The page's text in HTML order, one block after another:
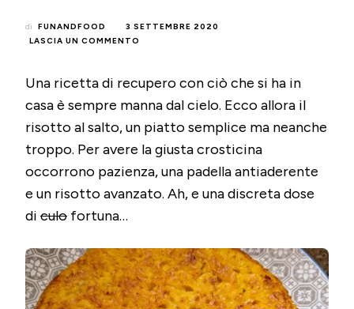
di FUNANDFOOD
3 SETTEMBRE 2020
LASCIA UN COMMENTO
SALTO
Una ricetta di recupero con ciò che si ha in
casa è sempre manna dal cielo. Ecco allora il
risotto al salto, un piatto semplice ma neanche
troppo. Per avere la giusta crosticina
occorrono pazienza, una padella antiaderente
e un risotto avanzato. Ah, e una discreta dose
di culo fortuna…